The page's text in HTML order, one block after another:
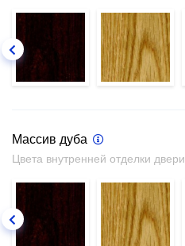
Массив дуба
Цвета внутренней отделки двери